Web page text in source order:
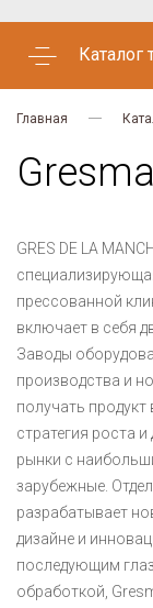
Каталог
Главная
GRES DE LA
прессованной
включает в себя
Заводы
производства и
получать
стратегия роста
рынки с
зарубежные.
разрабатывает
дизайне и
последующим
обработкой,